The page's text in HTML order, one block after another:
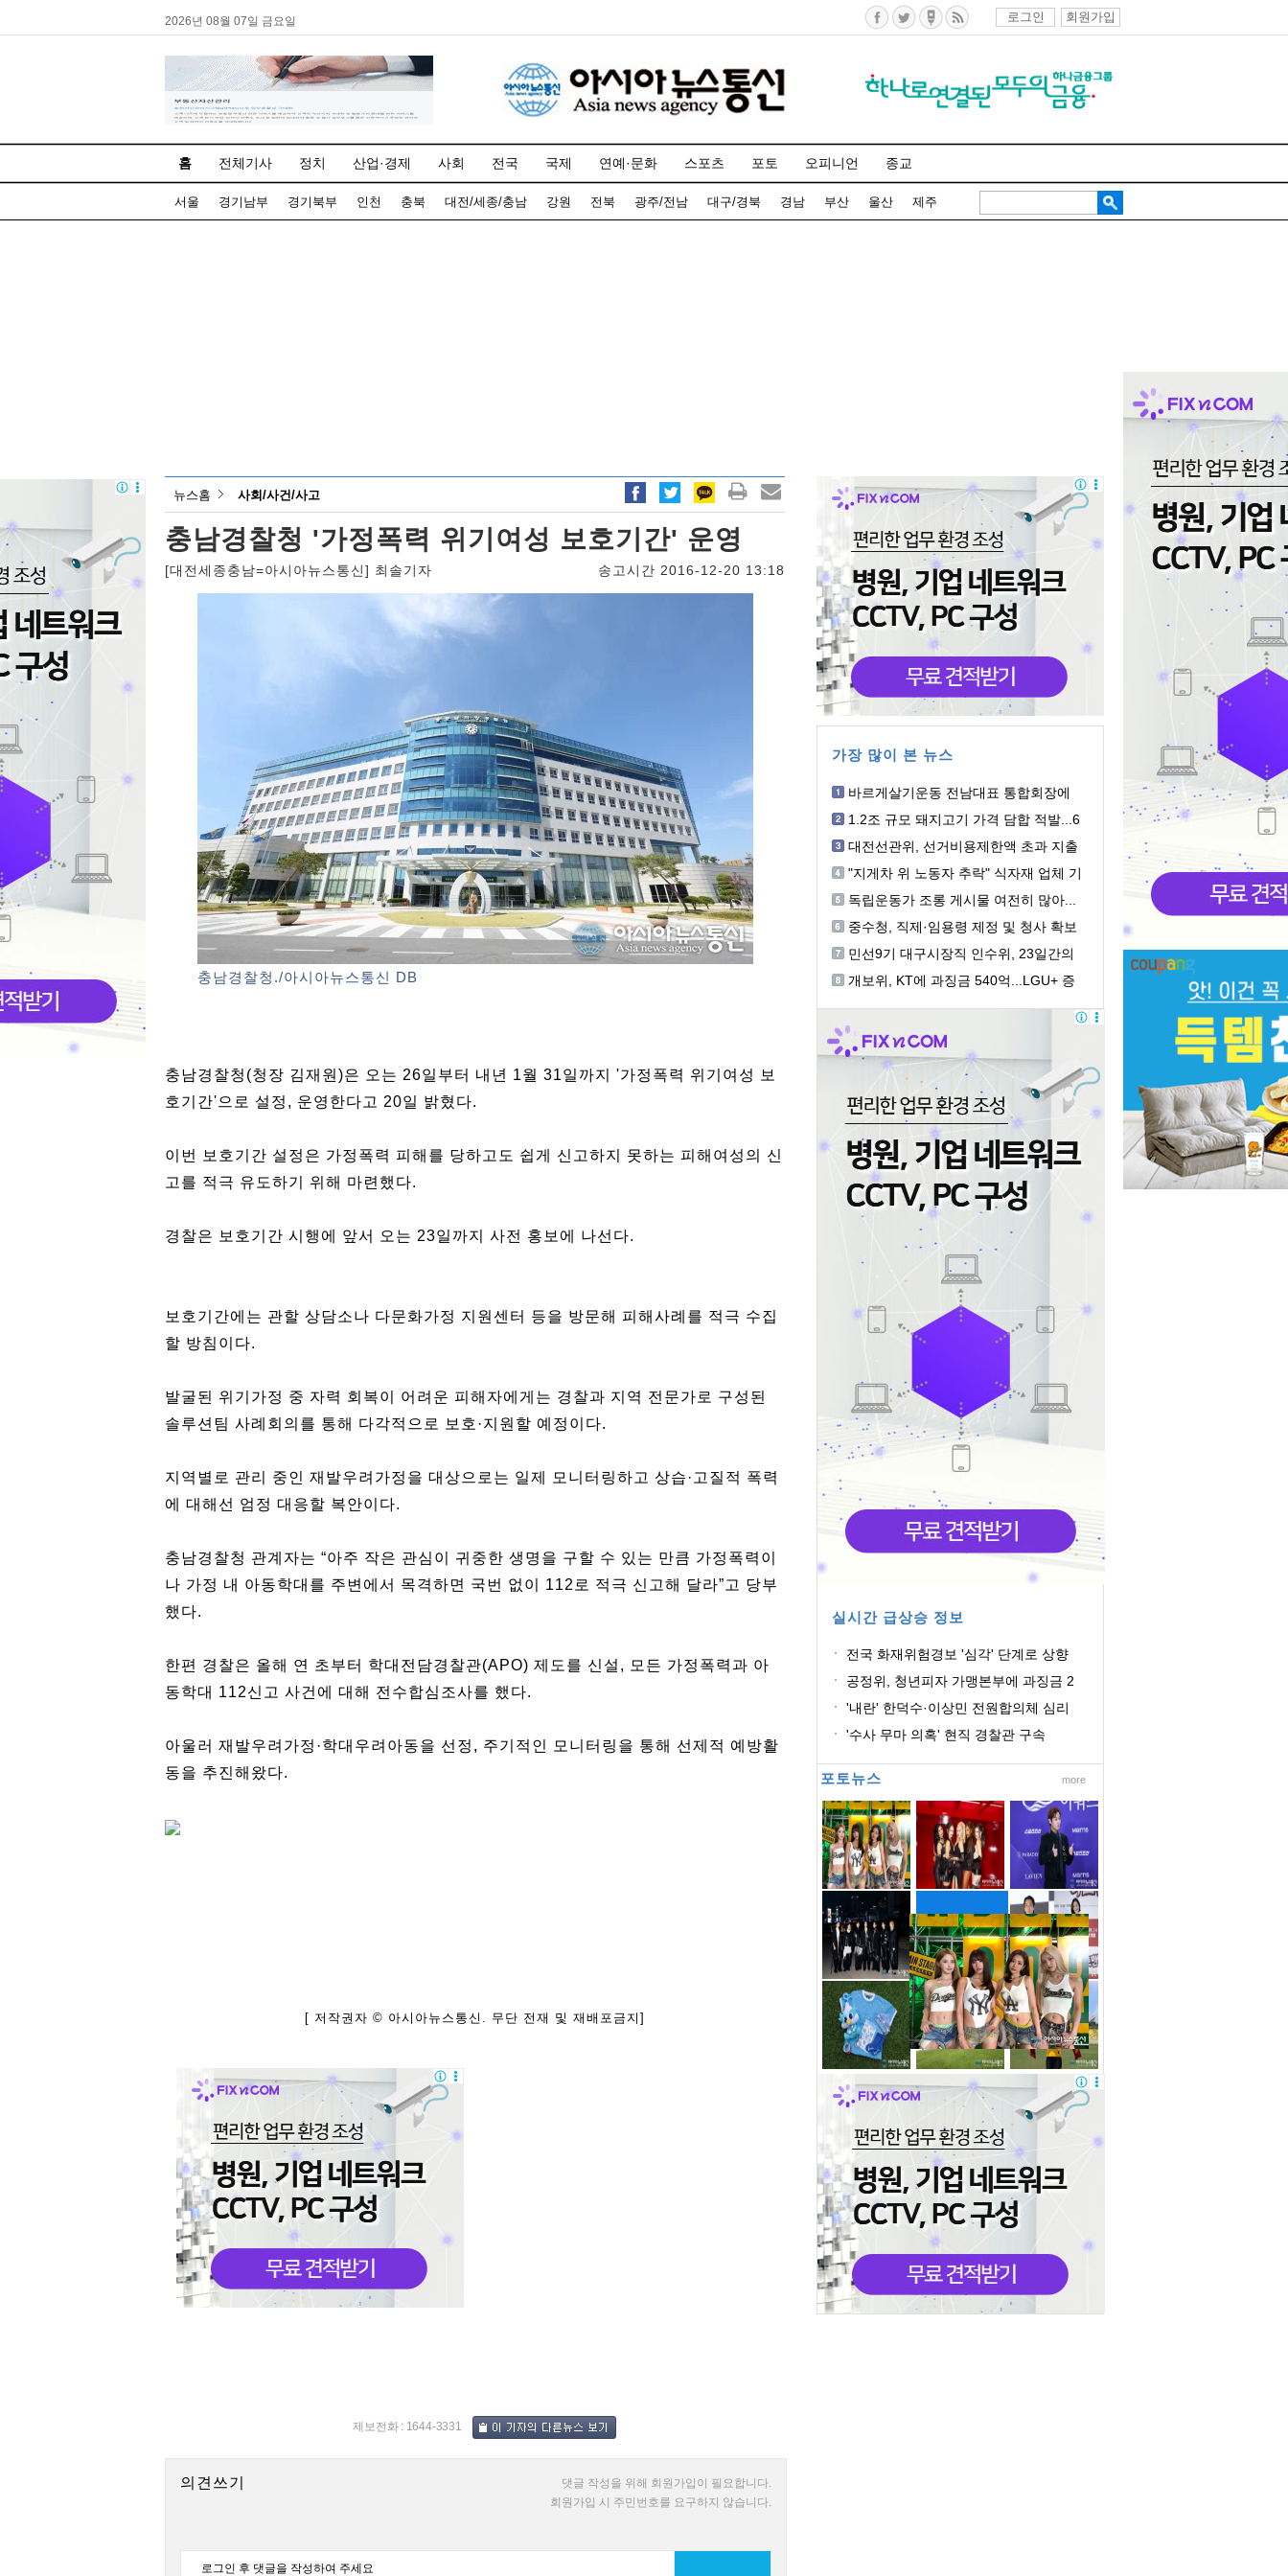
2026년 08월 07일 금요일 로그인 회원가입
홈 전체기사 정치 산업·경제 사회 전국 국제 연예·문화 스포츠 포토 오피니언 종교
서울 경기남부 경기북부 인천 충북 대전/세종/충남 강원 전북 광주/전남 대구/경북 경남 부산 울산 제주
뉴스홈 사회/사건/사고
충남경찰청 '가정폭력 위기여성 보호기간' 운영
[대전세종충남=아시아뉴스통신] 최솔기자 송고시간 2016-12-20 13:18
충남경찰청./아시아뉴스통신 DB
충남경찰청(청장 김재원)은 오는 26일부터 내년 1월 31일까지 '가정폭력 위기여성 보
호기간'으로 설정, 운영한다고 20일 밝혔다.
이번 보호기간 설정은 가정폭력 피해를 당하고도 쉽게 신고하지 못하는 피해여성의 신
고를 적극 유도하기 위해 마련했다.
경찰은 보호기간 시행에 앞서 오는 23일까지 사전 홍보에 나선다.
보호기간에는 관할 상담소나 다문화가정 지원센터 등을 방문해 피해사례를 적극 수집
할 방침이다.
발굴된 위기가정 중 자력 회복이 어려운 피해자에게는 경찰과 지역 전문가로 구성된
솔루션팀 사례회의를 통해 다각적으로 보호·지원할 예정이다.
지역별로 관리 중인 재발우려가정을 대상으로는 일제 모니터링하고 상습·고질적 폭력
에 대해선 엄정 대응할 복안이다.
충남경찰청 관계자는 “아주 작은 관심이 귀중한 생명을 구할 수 있는 만큼 가정폭력이
나 가정 내 아동학대를 주변에서 목격하면 국번 없이 112로 적극 신고해 달라”고 당부
했다.
한편 경찰은 올해 연 초부터 학대전담경찰관(APO) 제도를 신설, 모든 가정폭력과 아
동학대 112신고 사건에 대해 전수합심조사를 했다.
아울러 재발우려가정·학대우려아동을 선정, 주기적인 모니터링을 통해 선제적 예방활
동을 추진해왔다.
[ 저작권자 © 아시아뉴스통신. 무단 전재 및 재배포금지]
제보전화 : 1644-3331
의견쓰기
댓글 작성을 위해 회원가입이 필요합니다.
회원가입 시 주민번호를 요구하지 않습니다.
가장 많이 본 뉴스
바르게살기운동 전남대표 통합회장에
1.2조 규모 돼지고기 가격 담합 적발...6
대전선관위, 선거비용제한액 초과 지출
"지게차 위 노동자 추락" 식자재 업체 기
독립운동가 조롱 게시물 여전히 많아...
중수청, 직제·임용령 제정 및 청사 확보
민선9기 대구시장직 인수위, 23일간의
개보위, KT에 과징금 540억...LGU+ 증
실시간 급상승 정보
전국 화재위험경보 '심각' 단계로 상향
공정위, 청년피자 가맹본부에 과징금 2
'내란' 한덕수·이상민 전원합의체 심리
'수사 무마 의혹' 현직 경찰관 구속
포토뉴스 more